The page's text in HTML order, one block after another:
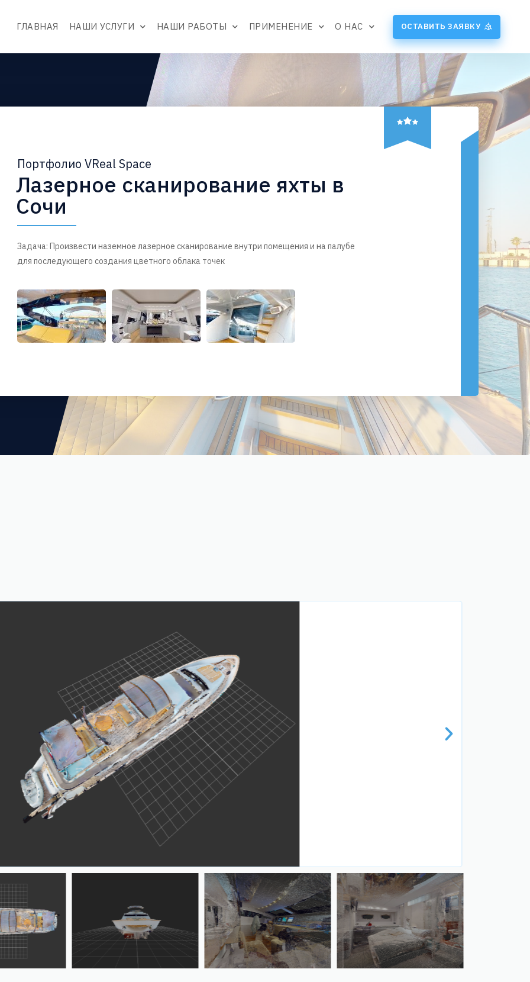
ГЛАВНАЯ НАШИ УСЛУГИ НАШИ РАБОТЫ ПРИМЕНЕНИЕ О НАС ОСТАВИТЬ ЗАЯВКУ
Портфолио VReal Space
Лазерное сканирование яхты в
Сочи
Задача: Произвести наземное лазерное сканирование внутри помещения и на палубе
для последующего создания цветного облака точек